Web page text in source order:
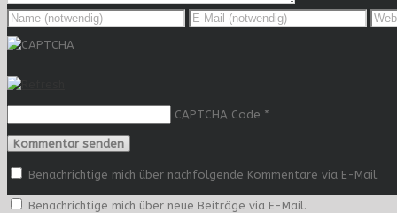
CAPTCHA Code *
Benachrichtige mich über nachfolgende Kommentare via E-Mail.
Benachrichtige mich über neue Beiträge via E-Mail.